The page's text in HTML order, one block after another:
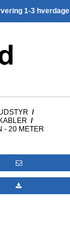
1-3 hverdage
/
/
- 20 METER